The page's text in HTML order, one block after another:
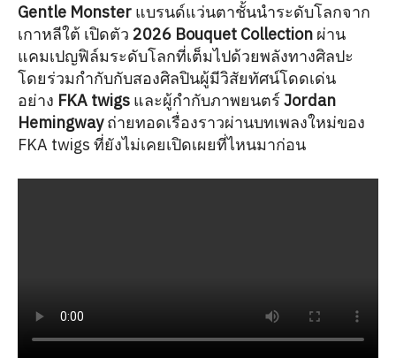
Gentle Monster แบรนด์แว่นตาชั้นนำระดับโลกจาก
เกาหลีใต้ เปิดตัว 2026 Bouquet Collection ผ่าน
แคมเปญฟิล์มระดับโลกที่เต็มไปด้วยพลังทางศิลปะ
โดยร่วมกำกับกับสองศิลปินผู้มีวิสัยทัศน์โดดเด่น
อย่าง FKA twigs และผู้กำกับภาพยนตร์ Jordan
Hemingwayถ่ายทอดเรื่องราวผ่านบทเพลงใหม่ของ
FKA twigs ที่ยังไม่เคยเปิดเผยที่ไหนมาก่อน